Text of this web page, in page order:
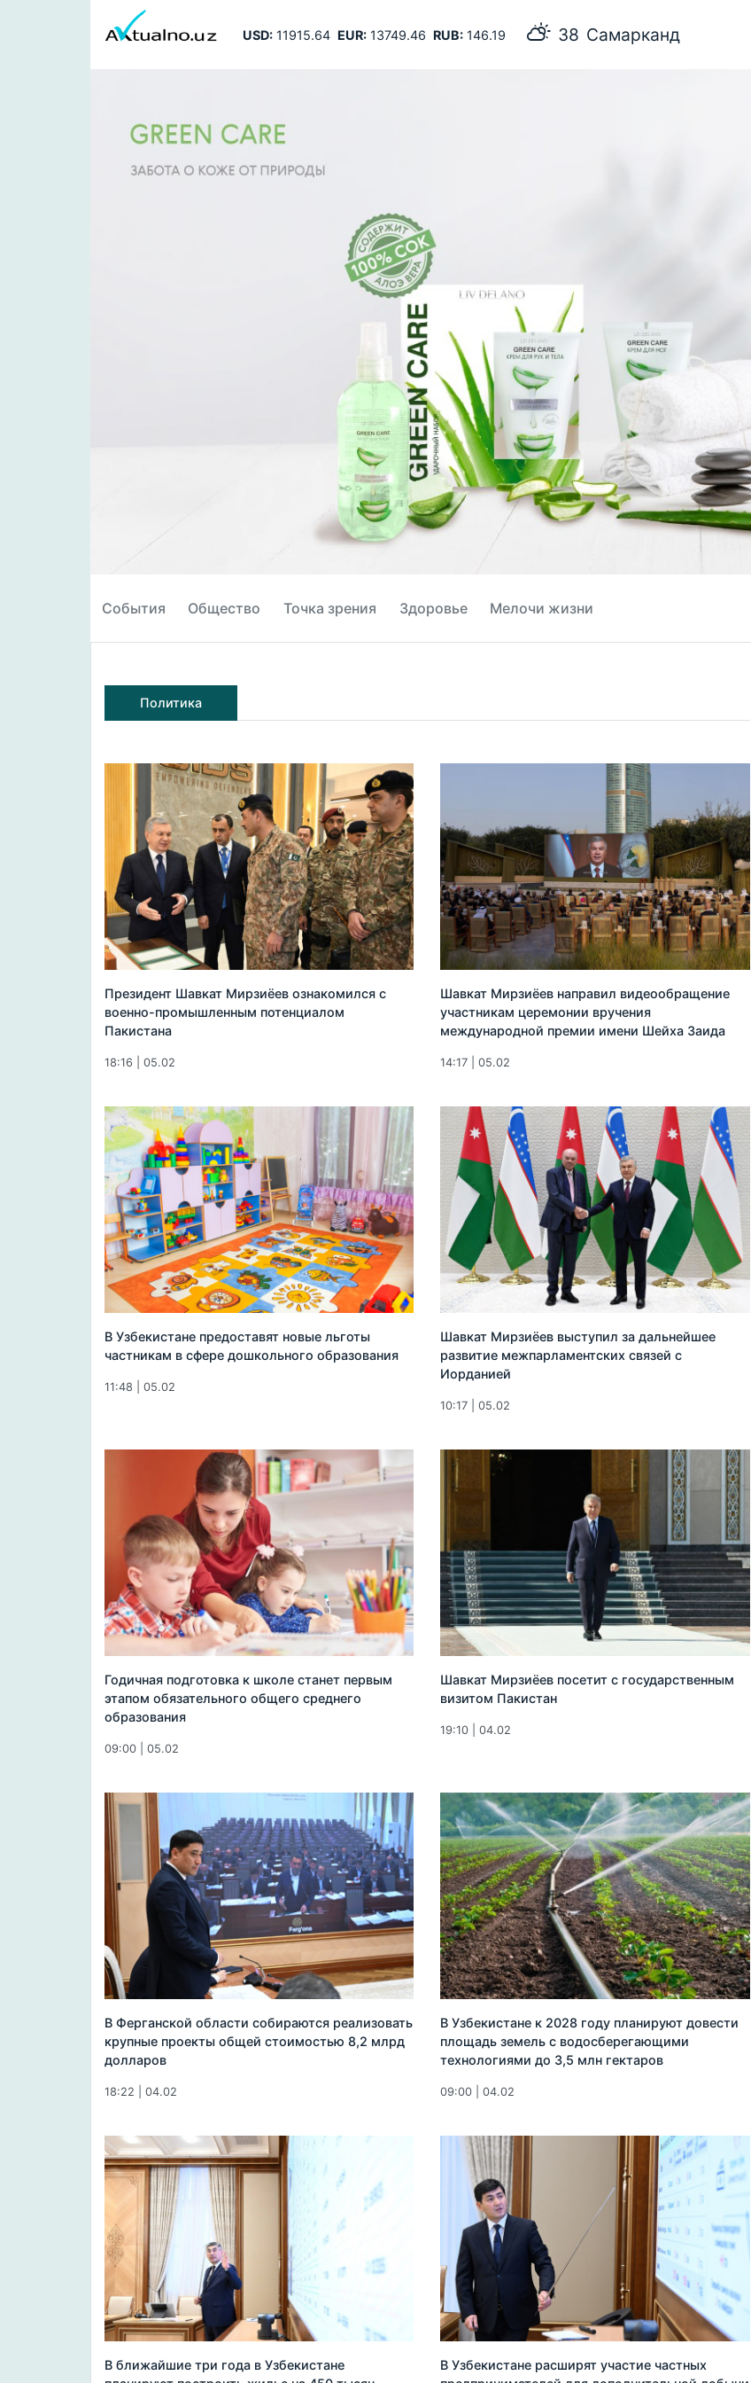
USD:11915.64 EUR:13749.46 RUB:146.19 38 Самарканд
События Общество Точка зрения Здоровье Мелочи жизни
Политика
Президент Шавкат Мирзиёев ознакомился с
военно-промышленным потенциалом
Пакистана
18:16 | 05.02
Шавкат Мирзиёев направил видеообращение
участникам церемонии вручения
международной премии имени Шейха Заида
14:17 | 05.02
В Узбекистане предоставят новые льготы
частникам в сфере дошкольного образования
11:48 | 05.02
Шавкат Мирзиёев выступил за дальнейшее
развитие межпарламентских связей с
Иорданией
10:17 | 05.02
Годичная подготовка к школе станет первым
этапом обязательного общего среднего
образования
09:00 | 05.02
Шавкат Мирзиёев посетит с государственным
визитом Пакистан
19:10 | 04.02
В Ферганской области собираются реализовать
крупные проекты общей стоимостью 8,2 млрд
долларов
18:22 | 04.02
В Узбекистане к 2028 году планируют довести
площадь земель с водосберегающими
технологиями до 3,5 млн гектаров
09:00 | 04.02
В ближайшие три года в Узбекистане
В Узбекистане расширят участие частных